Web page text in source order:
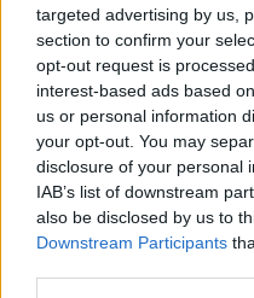
targeted advertising by us,
section to confirm your
opt-out request is
interest-based ads based
us or personal information
your opt-out. You may
disclosure of your personal
IAB’s list of downstream
also be disclosed by us to
Downstream Participants